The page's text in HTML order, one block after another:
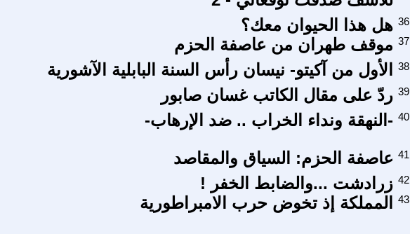
هل هذا الحيوان معك؟ 36
موقف طهران من عاصفة الحزم 37
الأول من آكيتو- نيسان رأس السنة البابلية الآشورية 38
ردّ على مقال الكاتب غسان صابور 39
-النهقة ونداء الخراب .. ضد الإرهاب- 40
عاصفة الحزم: السياق والمقاصد 41
زرادشت ...والضابط الخفر ! 42
المملكة إذ تخوض حرب الامبراطورية 43